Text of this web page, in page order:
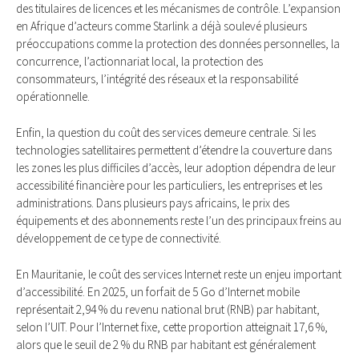
des titulaires de licences et les mécanismes de contrôle. L’expansion
en Afrique d’acteurs comme Starlink a déjà soulevé plusieurs
préoccupations comme la protection des données personnelles, la
concurrence, l’actionnariat local, la protection des
consommateurs, l’intégrité des réseaux et la responsabilité
opérationnelle.
Enfin, la question du coût des services demeure centrale. Si les
technologies satellitaires permettent d’étendre la couverture dans
les zones les plus difficiles d’accès, leur adoption dépendra de leur
accessibilité financière pour les particuliers, les entreprises et les
administrations. Dans plusieurs pays africains, le prix des
équipements et des abonnements reste l’un des principaux freins au
développement de ce type de connectivité.
En Mauritanie, le coût des services Internet reste un enjeu important
d’accessibilité. En 2025, un forfait de 5 Go d’Internet mobile
représentait 2,94 % du revenu national brut (RNB) par habitant,
selon l’UIT. Pour l’Internet fixe, cette proportion atteignait 17,6 %,
alors que le seuil de 2 % du RNB par habitant est généralement